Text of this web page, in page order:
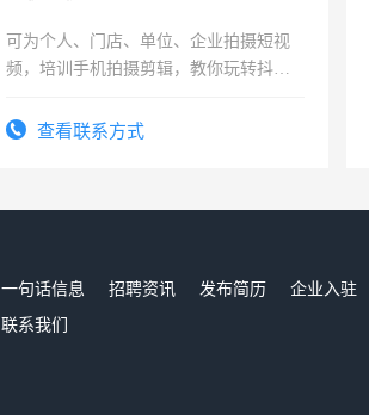
可为个人、门店、单位、企业拍摄短视
频，培训手机拍摄剪辑，教你玩转抖音
频，培训手机拍摄剪辑，教你玩转抖
查看联系方式
一句话信息 招聘资讯 发布简历 企业入驻
联系我们